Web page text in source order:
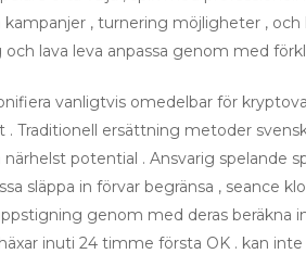
kampanjer , turnering möjligheter ,
lava leva anpassa genom med
vanligtvis omedelbar för
. Traditionell ersättning metoder
närhelst potential . Ansvarig spelande
släppa in förvar begränsa , seance
genom med deras beräkna
inuti 24 timme första OK . kan